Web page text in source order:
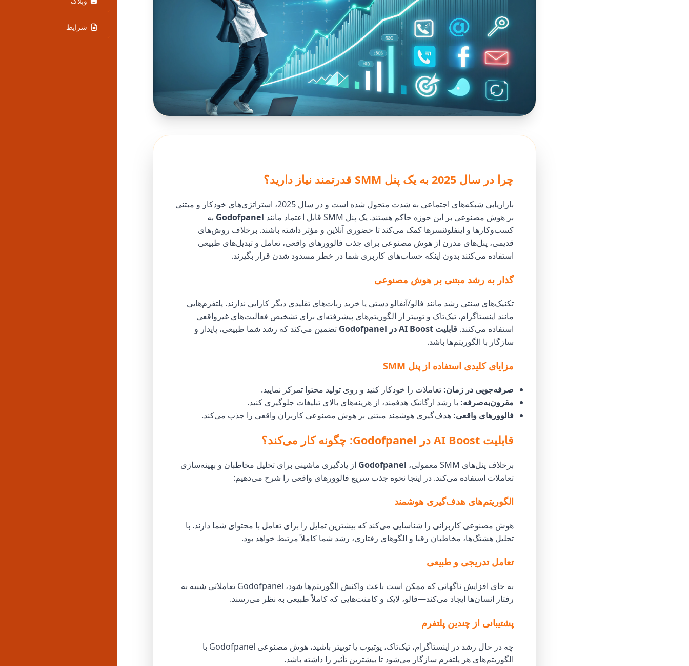
شرایط
چرا در سال 2025 به یک پنل SMM قدرتمند نیاز دارید؟
بازاریابی شبکه‌های اجتماعی به شدت متحول شده است و در سال 2025، استراتژی‌های خودکار و مبتنی
بر هوش مصنوعی بر این حوزه حاکم هستند. یک پنل SMM قابل اعتماد مانند
Godofpanel به
کسب‌وکارها و اینفلوئنسرها کمک می‌کند تا حضوری آنلاین و مؤثر داشته باشند. برخلاف روش‌های
قدیمی، پنل‌های مدرن از هوش مصنوعی برای جذب فالوورهای واقعی، تعامل و تبدیل‌های طبیعی
استفاده می‌کنند بدون اینکه حساب‌های کاربری شما در خطر مسدود شدن قرار بگیرند.
گذار به رشد مبتنی بر هوش مصنوعی
تکنیک‌های سنتی رشد مانند فالو/آنفالو دستی یا خرید ربات‌های تقلیدی دیگر کارایی ندارند. پلتفرم‌هایی
مانند اینستاگرام، تیک‌تاک و توییتر از الگوریتم‌های پیشرفته‌ای برای تشخیص فعالیت‌های غیرواقعی
استفاده می‌کنند. قابلیت AI Boost در Godofpanel
تضمین می‌کند که رشد شما طبیعی، پایدار و
سازگار با الگوریتم‌ها باشد.
مزایای کلیدی استفاده از پنل SMM
صرفه‌جویی در زمان: تعاملات را خودکار کنید و روی تولید محتوا تمرکز نمایید.
مقرون‌به‌صرفه: با رشد ارگانیک هدفمند، از هزینه‌های بالای تبلیغات جلوگیری کنید.
فالوورهای واقعی: هدف‌گیری هوشمند مبتنی بر هوش مصنوعی کاربران واقعی را جذب می‌کند.
قابلیت AI Boost در Godofpanel: چگونه کار می‌کند؟
برخلاف پنل‌های SMM معمولی، Godofpanel از یادگیری ماشینی برای تحلیل مخاطبان و بهینه‌سازی
تعاملات استفاده می‌کند. در اینجا نحوه جذب سریع فالوورهای واقعی را شرح می‌دهیم:
الگوریتم‌های هدف‌گیری هوشمند
هوش مصنوعی کاربرانی را شناسایی می‌کند که بیشترین تمایل را برای تعامل با محتوای شما دارند. با
تحلیل هشتگ‌ها، مخاطبان رقبا و الگوهای رفتاری، رشد شما کاملاً مرتبط خواهد بود.
تعامل تدریجی و طبیعی
به جای افزایش ناگهانی که ممکن است باعث واکنش الگوریتم‌ها شود، Godofpanel تعاملاتی شبیه به
رفتار انسان‌ها ایجاد می‌کند—فالو، لایک و کامنت‌هایی که کاملاً طبیعی به نظر می‌رسند.
پشتیبانی از چندین پلتفرم
چه در حال رشد در اینستاگرام، تیک‌تاک، یوتیوب یا توییتر باشید، هوش مصنوعی Godofpanel با
الگوریتم‌های هر پلتفرم سازگار می‌شود تا بیشترین تأثیر را داشته باشد.